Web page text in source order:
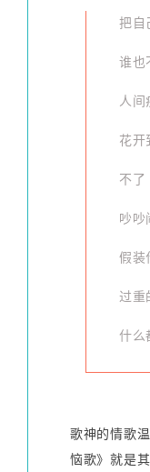
把自
谁也
人间
花开
不了
吵吵
假装
过重
什么
歌神的情歌
恼歌》就是